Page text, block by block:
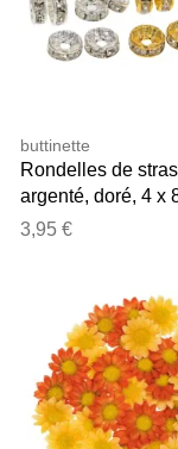
buttinette
Rondelles de
argenté, doré, 4 x
12 pièces
3,95 €